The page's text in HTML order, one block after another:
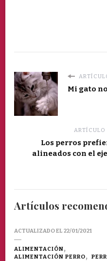
Mi gato
ARTÍCULO
Los perros
alineados con el
Artículos
ACTUALIZADO EL 22/01/2021
ALIMENTACIÓN
ALIMENTACIÓN PERRO